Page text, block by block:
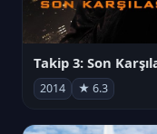
2014 ★ 6.3